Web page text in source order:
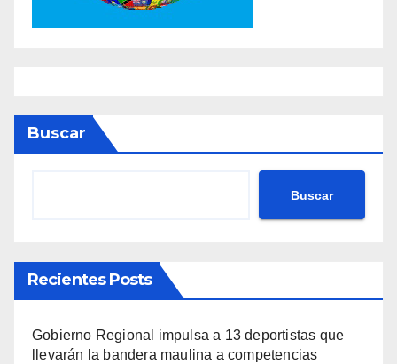
Buscar
Buscar
Recientes Posts
Gobierno Regional impulsa a 13 deportistas que
llevarán la bandera maulina a competencias